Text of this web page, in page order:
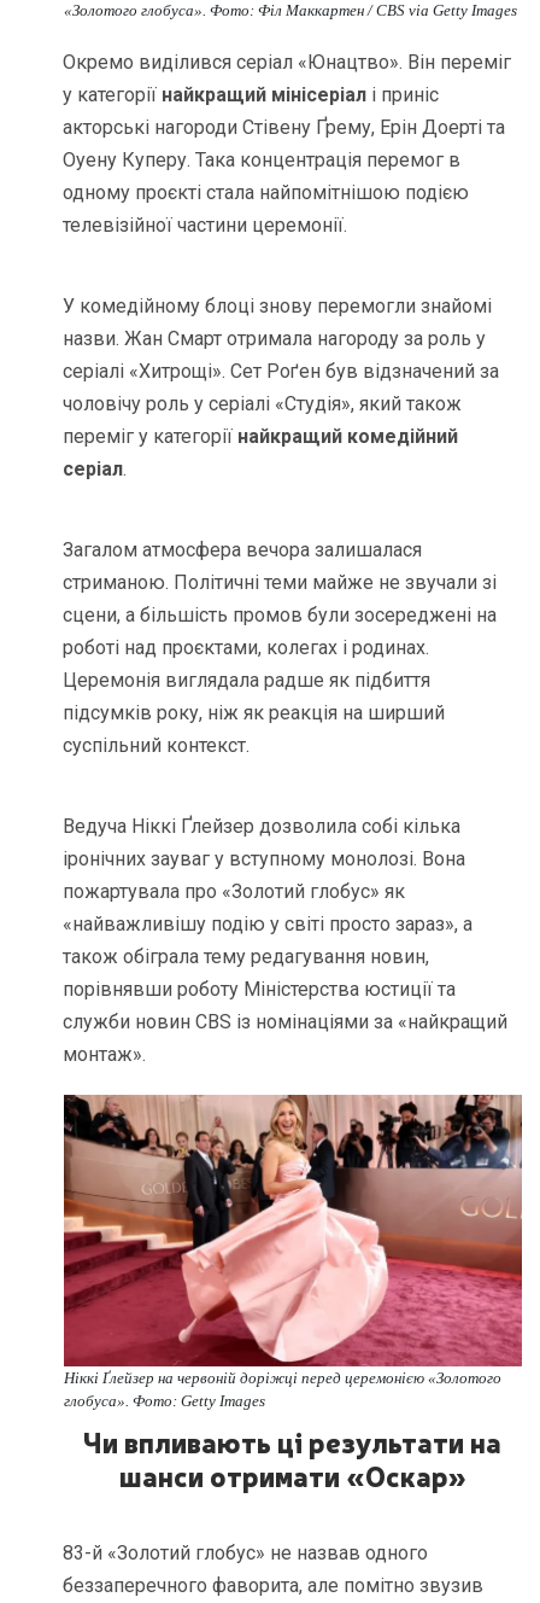
«Золотого глобуса». Фото: Філ Маккартен / CBS via Getty Images
Окремо виділився серіал «Юнацтво». Він переміг
у категорії найкращий мінісеріал і приніс
акторські нагороди Стівену Ґрему, Ерін Доерті та
Оуену Куперу. Така концентрація перемог в
одному проєкті стала найпомітнішою подією
телевізійної частини церемонії.
У комедійному блоці знову перемогли знайомі
назви. Жан Смарт отримала нагороду за роль у
серіалі «Хитрощі». Сет Роґен був відзначений за
чоловічу роль у серіалі «Студія», який також
переміг у категорії найкращий комедійний
серіал.
Загалом атмосфера вечора залишалася
стриманою. Політичні теми майже не звучали зі
сцени, а більшість промов були зосереджені на
роботі над проєктами, колегах і родинах.
Церемонія виглядала радше як підбиття
підсумків року, ніж як реакція на ширший
суспільний контекст.
Ведуча Ніккі Ґлейзер дозволила собі кілька
іронічних зауваг у вступному монолозі. Вона
пожартувала про «Золотий глобус» як
«найважливішу подію у світі просто зараз», а
також обіграла тему редагування новин,
порівнявши роботу Міністерства юстиції та
служби новин CBS із номінаціями за «найкращий
монтаж».
Ніккі Ґлейзер на червоній доріжці перед церемонією «Золотого
глобуса». Фото: Getty Images
Чи впливають ці результати на
шанси отримати «Оскар»
83-й «Золотий глобус» не назвав одного
беззаперечного фаворита, але помітно звузив